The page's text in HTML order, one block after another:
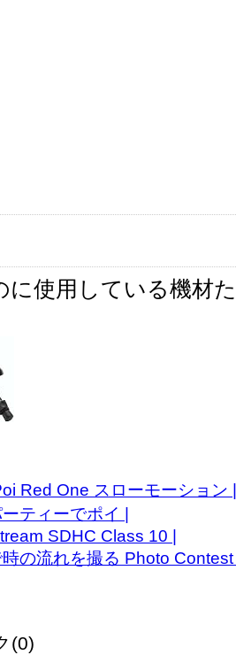
に使用している機材
Red One スローモーション |
ティーでポイ |
SDHC Class 10 |
の流れを撮る Photo
(0)